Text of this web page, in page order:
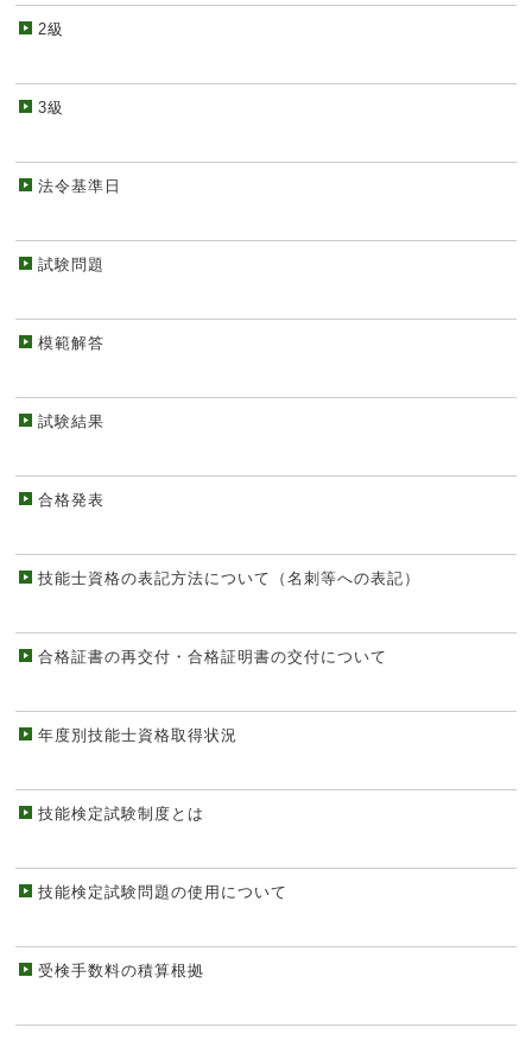
2級
3級
法令基準日
試験問題
模範解答
試験結果
合格発表
技能士資格の表記方法について（名刺等への表記）
合格証書の再交付・合格証明書の交付について
年度別技能士資格取得状況
技能検定試験制度とは
技能検定試験問題の使用について
受検手数料の積算根拠